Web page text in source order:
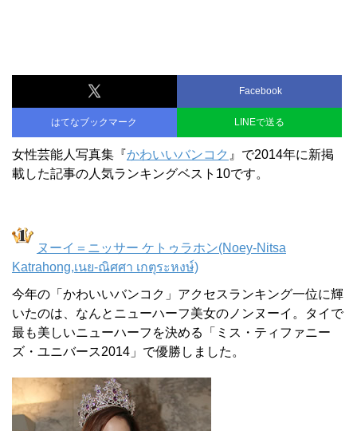
Facebook
はてなブックマーク LINEで送る
女性芸能人写真集『かわいいバンコク 』で2014年に新掲
載した記事の人気ランキングベスト10です。
ヌーイ＝ニッサー ケトゥラホン(Noey-Nitsa
Katrahong,เนย-ณิศศา เกตุระหงษ์)
今年の「かわいいバンコク」アクセスランキング一位に輝
いたのは、なんとニューハーフ美女のノンヌーイ。タイで
最も美しいニューハーフを決める「ミス・ティファニー
ズ・ユニバース2014」で優勝しました。